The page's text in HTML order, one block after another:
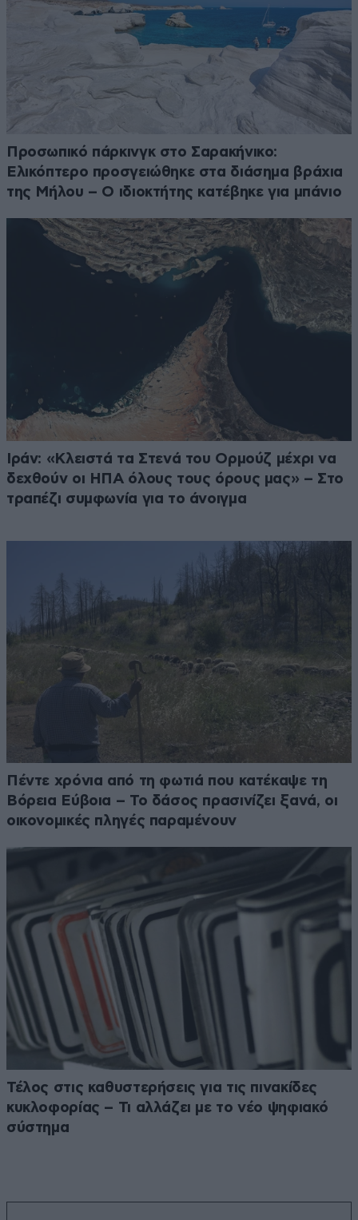
Προσωπικό πάρκινγκ στο Σαρακήνικο:
Ελικόπτερο προσγειώθηκε στα διάσημα βράχια
της Μήλου – Ο ιδιοκτήτης κατέβηκε για μπάνιο
Ιράν: «Κλειστά τα Στενά του Ορμούζ μέχρι να
δεχθούν οι ΗΠΑ όλους τους όρους μας» – Στο
τραπέζι συμφωνία για το άνοιγμα
Πέντε χρόνια από τη φωτιά που κατέκαψε τη
Βόρεια Εύβοια – Το δάσος πρασινίζει ξανά, οι
οικονομικές πληγές παραμένουν
Τέλος στις καθυστερήσεις για τις πινακίδες
κυκλοφορίας – Τι αλλάζει με το νέο ψηφιακό
σύστημα